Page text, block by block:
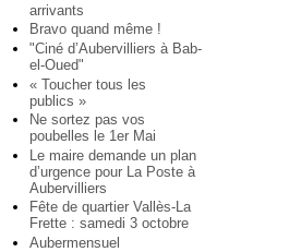
arrivants
Bravo quand même !
"Ciné d’Aubervilliers à Bab-
el-Oued"
« Toucher tous les
publics »
Ne sortez pas vos
poubelles le 1er Mai
Le maire demande un plan
d’urgence pour La Poste à
Aubervilliers
Fête de quartier Vallès-La
Frette : samedi 3 octobre
Aubermensuel